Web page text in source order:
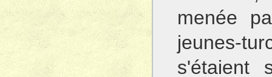
menée
jeunes-
s'étaient